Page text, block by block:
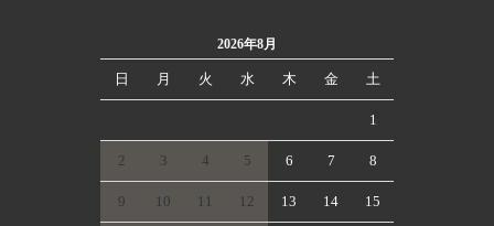
2026年8月
日 月 火 水 木 金 土
1
2 3 4 5 6 7 8
9 10 11 12 13 14 15